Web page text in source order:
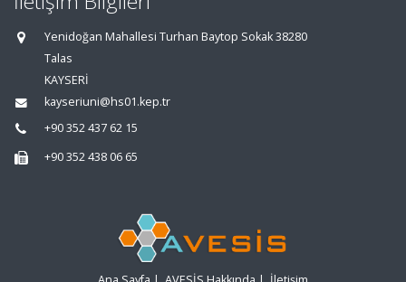
Yenidoğan Mahallesi Turhan Baytop Sokak 38280
Talas
KAYSERİ
kayseriuni@hs01.kep.tr
+90 352 437 62 15
+90 352 438 06 65